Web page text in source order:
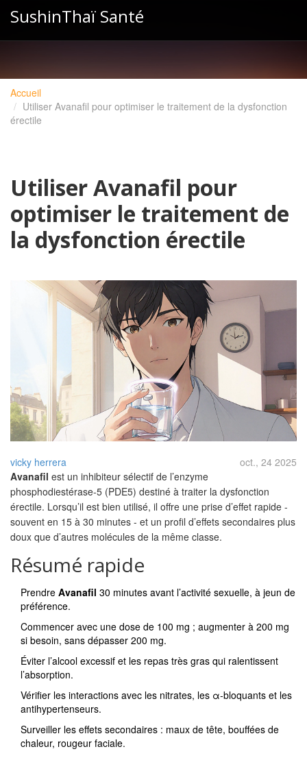
SushinThaï Santé
Accueil
Utiliser Avanafil pour optimiser le traitement de la dysfonction
érectile
Utiliser Avanafil pour
optimiser le traitement de
la dysfonction érectile
vicky herrera
oct., 24 2025
Avanafil est un inhibiteur sélectif de l’enzyme
phosphodiestérase‑5 (PDE5) destiné à traiter la dysfonction
érectile. Lorsqu’il est bien utilisé, il offre une prise d’effet rapide -
souvent en 15 à 30 minutes - et un profil d’effets secondaires plus
doux que d’autres molécules de la même classe.
Résumé rapide
Prendre Avanafil 30 minutes avant l’activité sexuelle, à jeun de
préférence.
Commencer avec une dose de 100 mg ; augmenter à 200 mg
si besoin, sans dépasser 200 mg.
Éviter l’alcool excessif et les repas très gras qui ralentissent
l’absorption.
Vérifier les interactions avec les nitrates, les α‑bloquants et les
antihypertenseurs.
Surveiller les effets secondaires : maux de tête, bouffées de
chaleur, rougeur faciale.